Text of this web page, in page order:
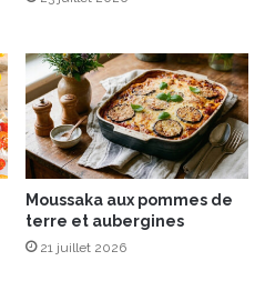
Moussaka aux pommes de
terre et aubergines
21 juillet 2026